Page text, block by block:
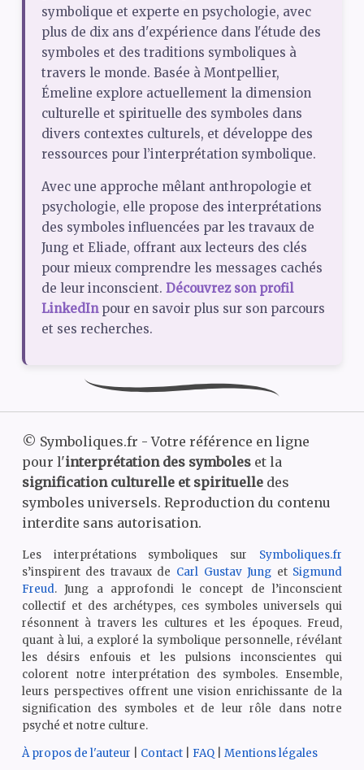
symbolique et experte en psychologie, avec
plus de dix ans d'expérience dans l'étude des
symboles et des traditions symboliques à
travers le monde. Basée à Montpellier,
Émeline explore actuellement la dimension
culturelle et spirituelle des symboles dans
divers contextes culturels, et développe des
ressources pour l’interprétation symbolique.
Avec une approche mêlant anthropologie et
psychologie, elle propose des interprétations
des symboles influencées par les travaux de
Jung et Eliade, offrant aux lecteurs des clés
pour mieux comprendre les messages cachés
de leur inconscient. Découvrez son profil
LinkedInpour en savoir plus sur son parcours
et ses recherches.
© Symboliques.fr - Votre référence en ligne
pour l'interprétation des symboleset la
signification culturelle et spirituelledes
symboles universels. Reproduction du contenu
interdite sans autorisation.
Les interprétations symboliques sur Symboliques.fr
s’inspirent des travaux de Carl Gustav Jung et Sigmund
Freud. Jung a approfondi le concept de l’inconscient
collectif et des archétypes, ces symboles universels qui
résonnent à travers les cultures et les époques. Freud,
quant à lui, a exploré la symbolique personnelle, révélant
les désirs enfouis et les pulsions inconscientes qui
colorent notre interprétation des symboles. Ensemble,
leurs perspectives offrent une vision enrichissante de la
signification des symboles et de leur rôle dans notre
psyché et notre culture.
À propos de l'auteur Contact| FAQ| Mentions légales